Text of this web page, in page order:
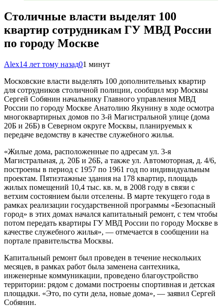
Столичные власти выделят 100
квартир сотрудникам ГУ МВД России
по городу Москве
Alex14 лет тому назад01 минут
Московские власти выделять 100 дополнительных квартир
для сотрудников столичной полиции, сообщил мэр Москвы
Сергей Собянин начальнику Главного управления МВД
России по городу Москве Анатолию Якунину в ходе осмотра
многоквартирных домов по 3-й Магистральной улице (дома
20Б и 26Б) в Северном округе Москвы, планируемых к
передаче ведомству в качестве служебного жилья.
«Жилые дома, расположенные по адресам ул. 3-я
Магистральная, д. 20Б и 26Б, а также ул. Автомоторная, д. 4/6,
построены в период с 1957 по 1961 год по индивидуальным
проектам. Пятиэтажные здания на 178 квартир, площадь
жилых помещений 10,4 тыс. кв. м, в 2008 году в связи с
ветхим состоянием были отселены. В марте текущего года в
рамках реализации государственной программы «Безопасный
город» в этих домах начался капитальный ремонт, с тем чтобы
потом передать квартиры ГУ МВД России по городу Москве в
качестве служебного жилья», — отмечается в сообщении на
портале правительства Москвы.
Капитальный ремонт был проведен в течение нескольких
месяцев, в рамках работ была заменена сантехника,
инженерные коммуникации, проведено благоустройство
территории: рядом с домами построены спортивная и детская
площадки. «Это, по сути дела, новые дома», — заявил Сергей
Собянин.